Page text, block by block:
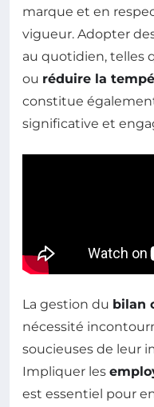
marque et en
vigueur. Adopter
au quotidien, telles
ou réduire la
constitue
significative et
La gestion du bilan
nécessité
soucieuses de leur
Impliquer les
est essentiel pour